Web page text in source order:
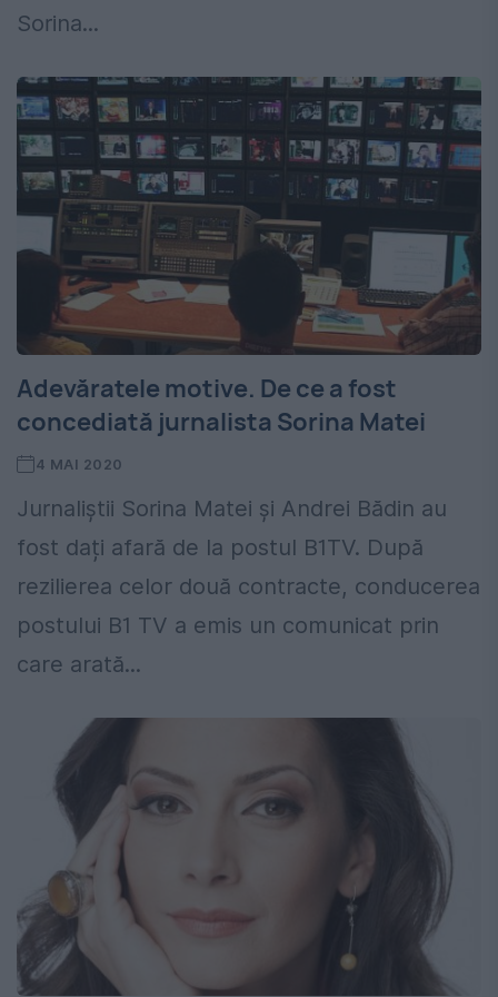
Sorina...
Adevăratele motive. De ce a fost
concediată jurnalista Sorina Matei
4 MAI 2020
Jurnaliștii Sorina Matei și Andrei Bădin au
fost dați afară de la postul B1TV. După
rezilierea celor două contracte, conducerea
postului B1 TV a emis un comunicat prin
care arată...